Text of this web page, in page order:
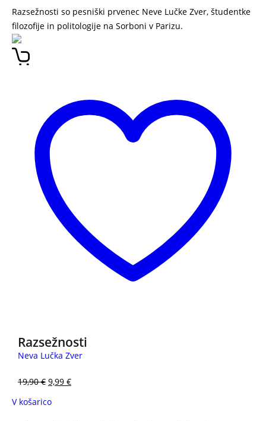
Razsežnosti so pesniški prvenec Neve Lučke Zver, študentke
filozofije in politologije na Sorboni v Parizu.
Razsežnosti
Neva Lučka Zver
19,90€ 9,99 €
V košarico